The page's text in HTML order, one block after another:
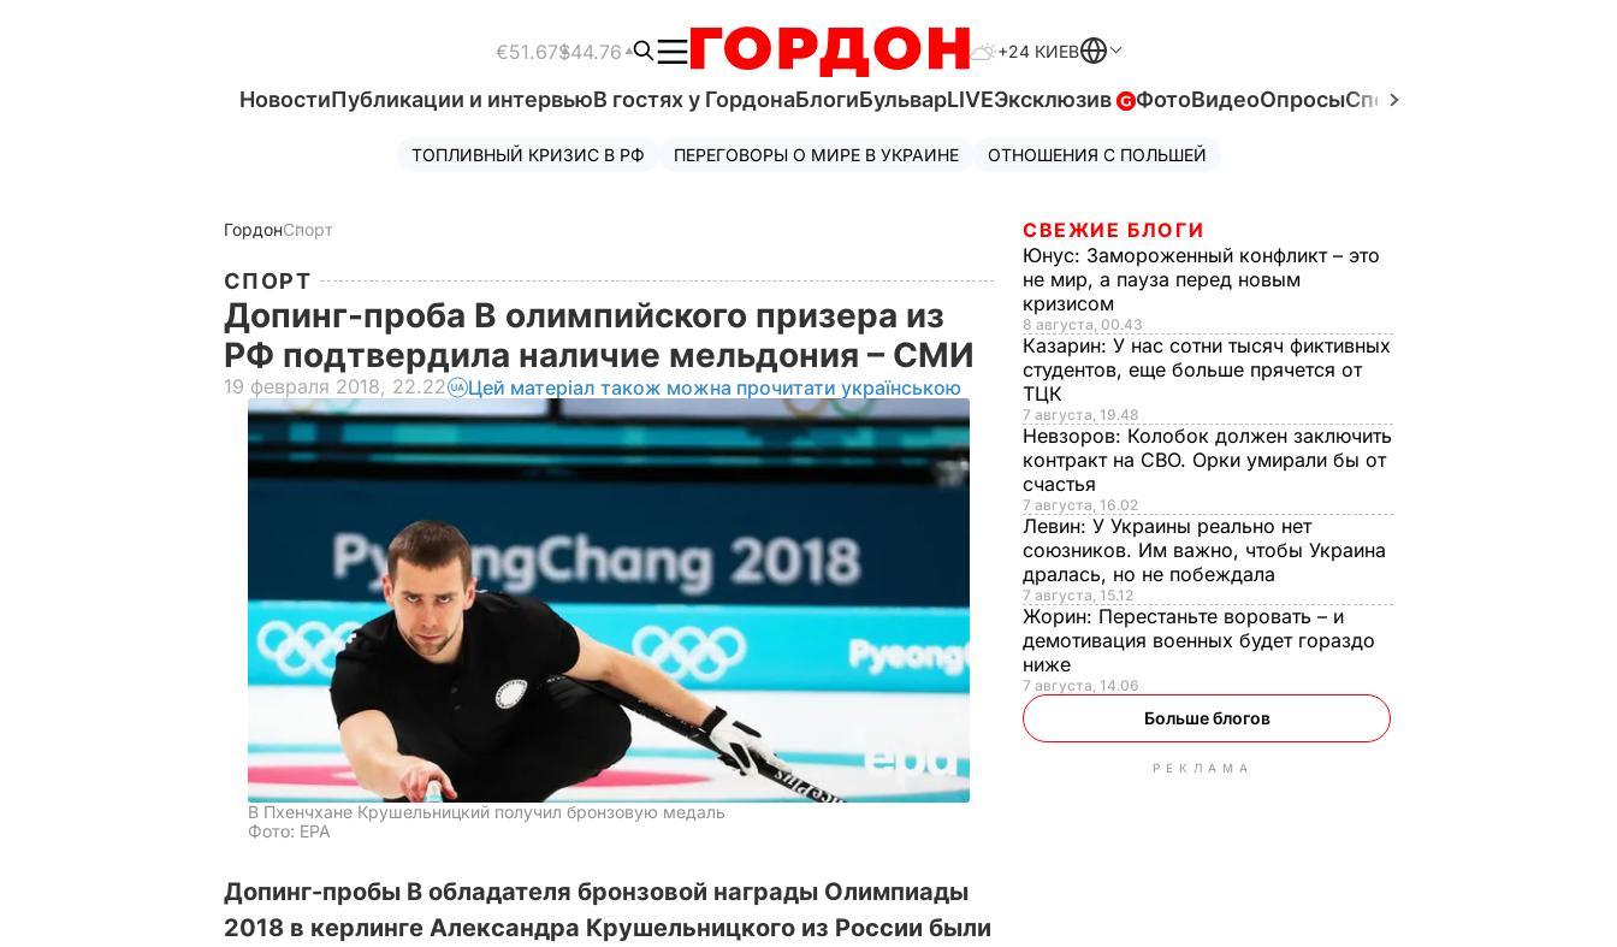
€51.67$44.76 +24 КИЕВ
НовостиПубликации и интервьюВ гостях у ГордонаБлогиБульварLIVEЭксклюзив ФотоВидеоОпросыСпецпроекты
ТОПЛИВНЫЙ КРИЗИС В РФ ПЕРЕГОВОРЫ О МИРЕ В УКРАИНЕ ОТНОШЕНИЯ С ПОЛЬШЕЙ
ГордонСпорт
СПОРТ
Допинг-проба В олимпийского призера из
РФ подтвердила наличие мельдония – СМИ
19 февраля 2018, 22.22 Цей матеріал також можна прочитати українською
В Пхенчхане Крушельницкий получил бронзовую медаль
Фото: ЕРА
Допинг-пробы В обладателя бронзовой награды Олимпиады
2018 в керлинге Александра Крушельницкого из России были
СВЕЖИЕ БЛОГИ
Юнус: Замороженный конфликт – это
не мир, а пауза перед новым
кризисом
8 августа, 00.43
Казарин: У нас сотни тысяч фиктивных
студентов, еще больше прячется от
ТЦК
7 августа, 19.48
Невзоров: Колобок должен заключить
контракт на СВО. Орки умирали бы от
счастья
7 августа, 16.02
Левин: У Украины реально нет
союзников. Им важно, чтобы Украина
дралась, но не побеждала
7 августа, 15.12
Жорин: Перестаньте воровать – и
демотивация военных будет гораздо
ниже
7 августа, 14.06
Больше блогов
РЕКЛАМА